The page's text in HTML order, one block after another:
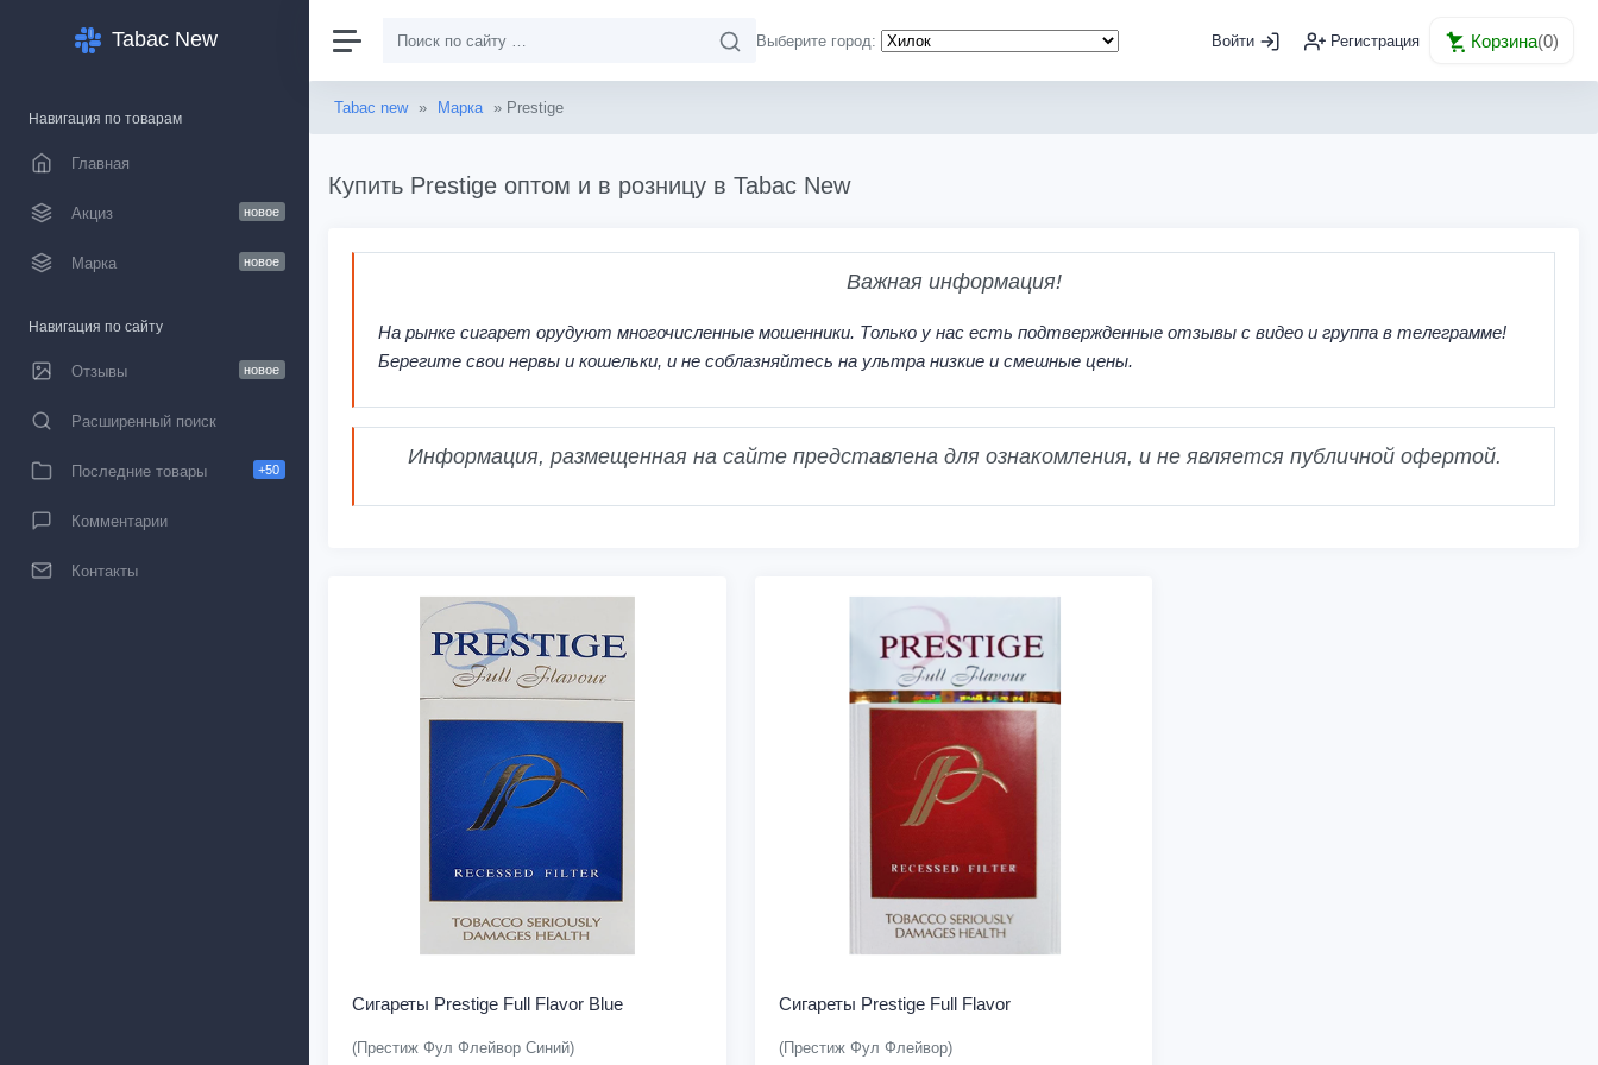
Tabac New
Навигация по товарам
Главная
Акциз новое
Марка новое
Навигация по сайту
Отзывы новое
Расширенный поиск
Последние товары +50
Комментарии
Контакты
Выберите город: Войти Регистрация Корзина(0)
Tabac new » Марка » Prestige
Купить Prestige оптом и в розницу в Tabac New
Важная информация!
На рынке сигарет орудуют многочисленные мошенники. Только у нас есть подтвержденные отзывы с видео и группа в телеграмме!
Берегите свои нервы и кошельки, и не соблазняйтесь на ультра низкие и смешные цены.
Информация, размещенная на сайте представлена для ознакомления, и не является публичной офертой.
Сигареты Prestige Full Flavor Blue
(Престиж Фул Флейвор Синий)
Сигареты Prestige Full Flavor
(Престиж Фул Флейвор)